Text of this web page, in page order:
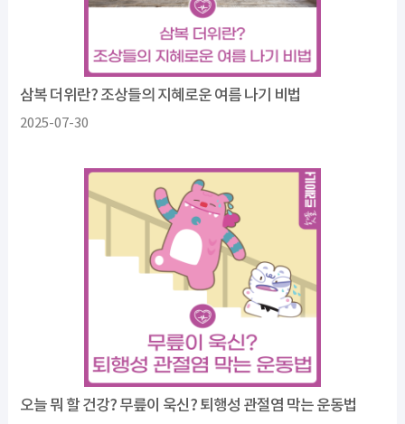
삼복 더위란? 조상들의 지혜로운 여름 나기 비법
2025-07-30
오늘 뭐 할 건강? 무릎이 욱신? 퇴행성 관절염 막는 운동법